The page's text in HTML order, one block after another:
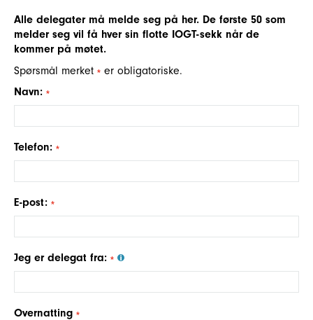
Alle delegater må melde seg på her. De første 50 som
melder seg vil få hver sin flotte IOGT-sekk når de
kommer på møtet.
Spørsmål merket
er obligatoriske.
Navn:
Telefon:
E-post:
Jeg er delegat fra:
Overnatting